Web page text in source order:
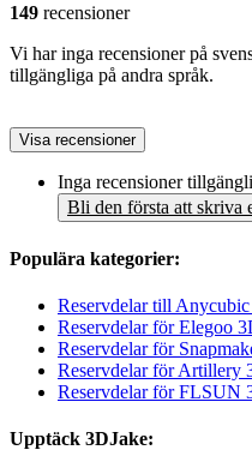
149 recensioner
Vi har inga recensioner på
tillgängliga på andra språk.
Visa recensioner
Inga recensioner
Bli den första att skriva
Populära kategorier:
Reservdelar till
Reservdelar för Elegoo
Reservdelar för
Reservdelar för Artillery
Reservdelar för FLSUN
Upptäck 3DJake: